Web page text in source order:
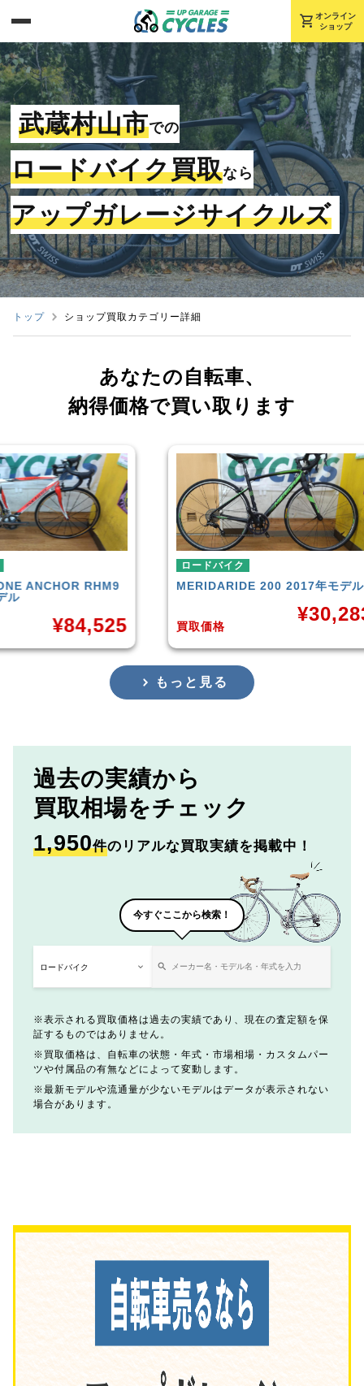
shopping_cart オンライン
ショップ
武蔵村山市での
ロードバイク買取なら
アップガレージサイクルズ
トップ ショップ買取カテゴリー詳細
あなたの自転車、
納得価格で買い取ります
MERIDA RIDE 200 2017年モデル
買取価格 買取
もっと見る
過去の実績から
買取相場をチェック
1,950件のリアルな買取実績を掲載中！
今すぐここから検索！
表示される買取価格は過去の実績であり、現在の査定額を保
証するものではありません。
買取価格は、自転車の状態・年式・市場相場・カスタムパー
ツや付属品の有無などによって変動します。
最新モデルや流通量が少ないモデルはデータが表示されない
場合があります。